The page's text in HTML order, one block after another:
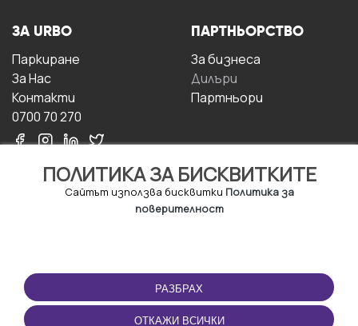
ПОЛИТИКА ЗА БИСКВИТКИТЕ
Сайтът използва бисквитки Политика за
поверителност
РАЗБРАХ
ОТКАЖИ ВСИЧКИ
ЗА URBO
Паркиране
За Hас
Контакти
0700 70 270
ПАРТНЬОРСТВО
За бизнесa
Дилъри
Партньори
ПОЛЗВАНЕ
Правила и условия за
ползване
ПРИЛОЖЕНИЕТО